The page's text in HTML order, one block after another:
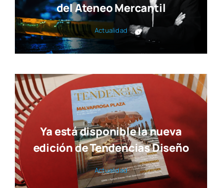
del Ateneo Mercantil
Actua­li­dad
Ya está disponible la nueva
edición de Tendencias Diseño
Actua­li­dad